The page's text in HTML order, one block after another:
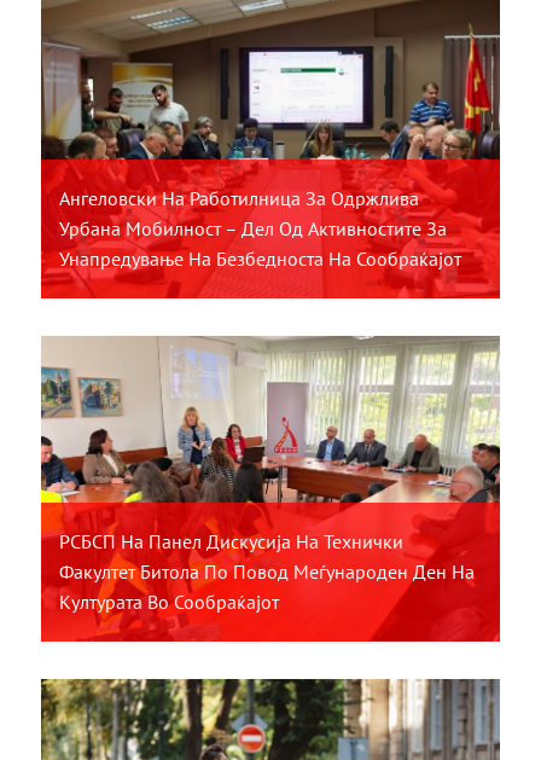
Ангеловски На Работилница За Одржлива
Урбана Мобилност – Дел Од Активностите За
Унапредување На Безбедноста На Сообраќајот
РСБСП На Панел Дискусија На Технички
Факултет Битола По Повод Меѓународен Ден На
Културата Во Сообраќајот